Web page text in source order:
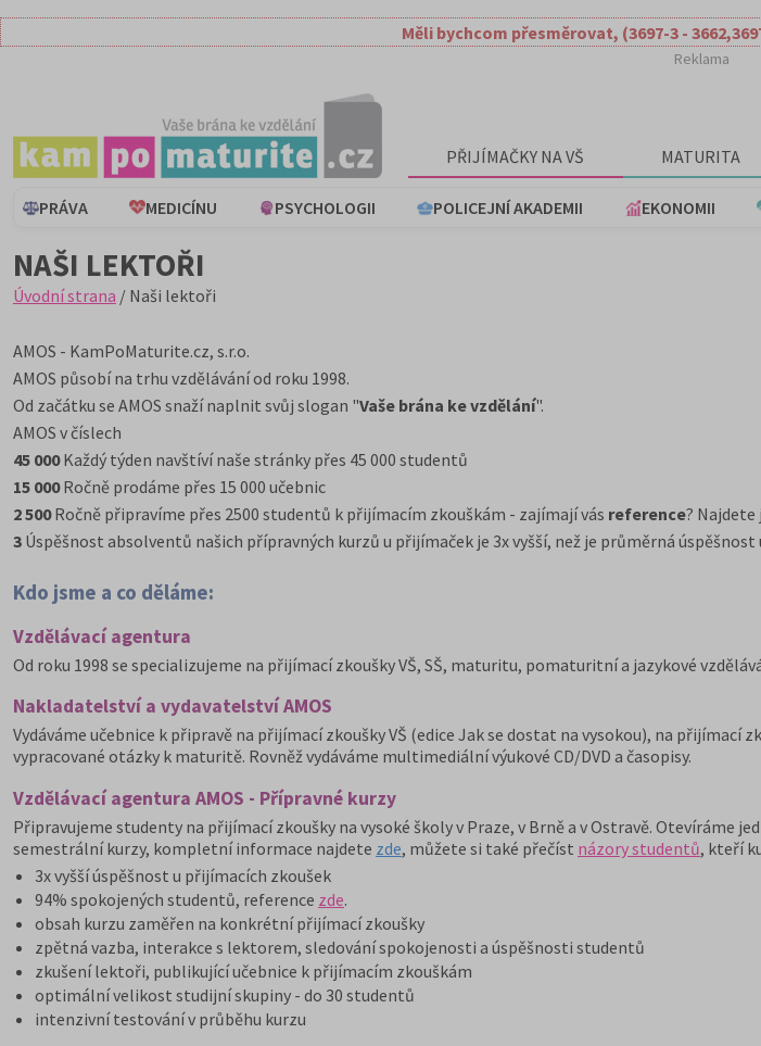
Měli bychcom přesměrovat, (3697-3 -
Reklama
PŘIJÍMAČKY NA VŠ MATURITA
PRÁVA MEDICÍNU PSYCHOLOGII POLICEJNÍ AKADEMII EKONOMII
NAŠI LEKTOŘI
Úvodní strana / Naši lektoři
AMOS - KamPoMaturite.cz, s.r.o.
AMOS působí na trhu vzdělávání od roku 1998.
Od začátku se AMOS snaží naplnit svůj slogan "Vaše brána ke vzdělání".
AMOS v číslech
45 000Každý týden navštíví naše stránky přes 45 000 studentů
15 000Ročně prodáme přes 15 000 učebnic
2 500Ročně připravíme přes 2500 studentů k přijímacím zkouškám - zajímají vás reference? Najdete
3 Úspěšnost absolventů našich přípravných kurzů u přijímaček je 3x vyšší, než je průměrná úspěšnost
Kdo jsme a co děláme:
Vzdělávací agentura
Od roku 1998 se specializujeme na přijímací zkoušky VŠ, SŠ, maturitu, pomaturitní a jazykové
Nakladatelství a vydavatelství AMOS
Vydáváme učebnice k připravě na přijímací zkoušky VŠ (edice Jak se dostat na vysokou), na přijímací
vypracované otázky k maturitě. Rovněž vydáváme multimediální výukové CD/DVD a časopisy.
Vzdělávací agentura AMOS - Přípravné kurzy
Připravujeme studenty na přijímací zkoušky na vysoké školy v Praze, v Brně a v Ostravě. Otevíráme
semestrální kurzy, kompletní informace najdete zde, můžete si také přečíst názory studentů, kteří
3x vyšší úspěšnost u přijímacích zkoušek
94% spokojených studentů, reference zde.
obsah kurzu zaměřen na konkrétní přijímací zkoušky
zpětná vazba, interakce s lektorem, sledování spokojenosti a úspěšnosti studentů
zkušení lektoři, publikující učebnice k přijímacím zkouškám
optimální velikost studijní skupiny - do 30 studentů
intenzivní testování v průběhu kurzu